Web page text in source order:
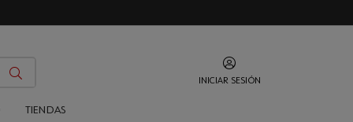
INICIAR SESIÓN
TIENDAS